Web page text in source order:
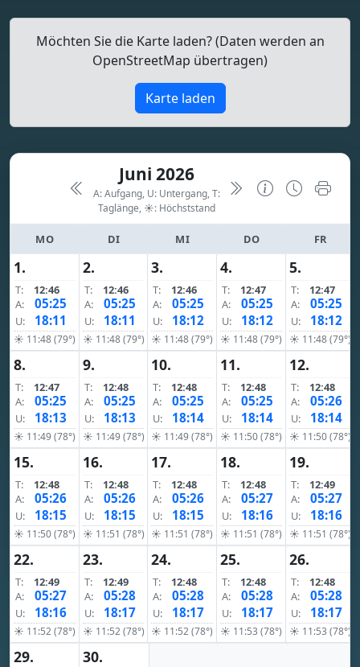
Möchten Sie die Karte laden? (Daten werden an
OpenStreetMap übertragen)
Karte laden
Juni 2026
A: Aufgang, U: Untergang, T:
Taglänge, ☀: Höchststand
MO DI MI DO FR
1.
T:
12:46
A:
05:25
U: 18:11
☀ 11:48 (79°)
2.
T:
12:46
A:
05:25
U: 18:11
☀ 11:48 (79°)
3.
T:
12:46
A:
05:25
U: 18:12
☀ 11:48 (79°)
4.
T:
12:47
A:
05:25
U: 18:12
☀ 11:48 (79°)
5.
T:
12:47
A:
05:25
U: 18:12
☀ 11:48 (79°)
8.
T:
12:47
A:
05:25
U: 18:13
☀ 11:49 (78°)
9.
T:
12:48
A:
05:25
U: 18:13
☀ 11:49 (78°)
10.
T:
12:48
A:
05:25
U: 18:14
☀ 11:49 (78°)
11.
T:
12:48
A:
05:25
U: 18:14
☀ 11:50 (78°)
12.
T:
12:48
A:
05:26
U: 18:14
☀ 11:50 (78°)
15.
T:
12:48
A:
05:26
U: 18:15
☀ 11:50 (78°)
16.
T:
12:48
A:
05:26
U: 18:15
☀ 11:51 (78°)
17.
T:
12:48
A:
05:26
U: 18:15
☀ 11:51 (78°)
18.
T:
12:48
A:
05:27
U: 18:16
☀ 11:51 (78°)
19.
T:
12:49
A:
05:27
U: 18:16
☀ 11:51 (78°)
22.
T:
12:49
A:
05:27
U: 18:16
☀ 11:52 (78°)
23.
T:
12:49
A:
05:28
U: 18:17
☀ 11:52 (78°)
24.
T:
12:48
A:
05:28
U: 18:17
☀ 11:52 (78°)
25.
T:
12:48
A:
05:28
U: 18:17
☀ 11:53 (78°)
26.
T:
12:48
A:
05:28
U: 18:17
☀ 11:53 (78°)
29. 30.